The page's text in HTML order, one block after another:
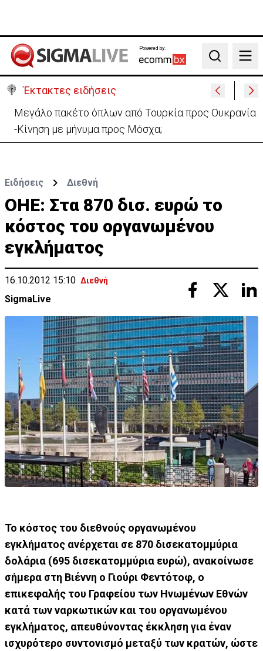
Powered by:
Search
Έκτακτες ειδήσεις
«Όχι» Νετανιάχου σε σχέδιο Τραμπ-«Καμία
αποχώρηση μέχρι να αφοπλιστεί η Χαμάς»
Ειδήσεις Διεθνή
ΟΗΕ: Στα 870 δισ. ευρώ το
κόστος του οργανωμένου
εγκλήματος
16.10.2012 15:10 Διεθνή
SigmaLive
Το κόστος του διεθνούς οργανωμένου
εγκλήματος ανέρχεται σε 870 δισεκατομμύρια
δολάρια (695 δισεκατομμύρια ευρώ), ανακοίνωσε
σήμερα στη Βιέννη ο Γιούρι Φεντότοφ, ο
επικεφαλής του Γραφείου των Ηνωμένων Εθνών
κατά των ναρκωτικών και του οργανωμένου
εγκλήματος, απευθύνοντας έκκληση για έναν
ισχυρότερο συντονισμό μεταξύ των κρατών, ώστε